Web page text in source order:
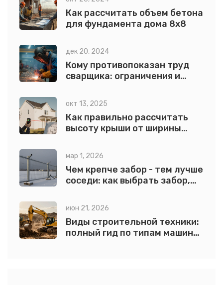
Как рассчитать объем бетона
для фундамента дома 8х8
дек 20, 2024
Кому противопоказан труд
сварщика: ограничения и
окт 13, 2025
Как правильно рассчитать
высоту крыши от ширины
мар 1, 2026
Чем крепче забор - тем лучше
соседи: как выбрать забор,
работает
июн 21, 2026
Виды строительной техники:
полный гид по типам машин